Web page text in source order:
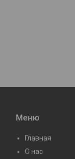
Меню
Главная
О нас